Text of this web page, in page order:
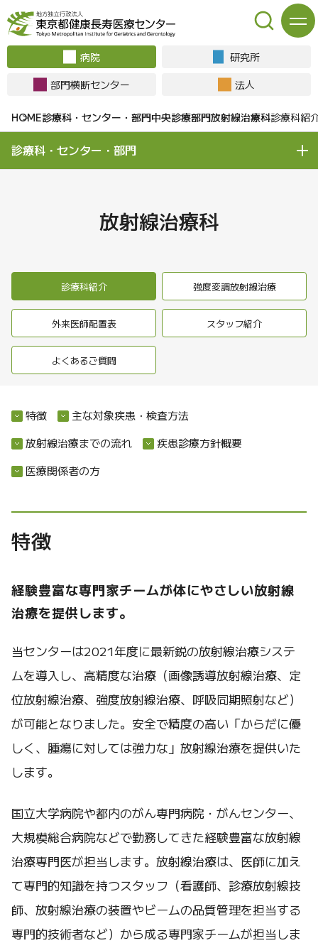
病院
研究所
部門横断センター
法人
診療科・センター・部門中央診療部門放射線治療科診療科紹
診療科・センター・部門
放射線治療科
診療科紹介 強度変調放射線治療
外来医師配置表 スタッフ紹介
よくあるご質問
特徴
主な対象疾患・検査方法
放射線治療までの流れ
疾患診療方針概要
医療関係者の方
特徴
経験豊富な専門家チームが体にやさしい放射線
治療を提供します。
当センターは2021年度に最新鋭の放射線治療システ
ムを導入し、高精度な治療（画像誘導放射線治療、定
位放射線治療、強度放射線治療、呼吸同期照射など）
が可能となりました。安全で精度の高い「からだに優
しく、腫瘍に対しては強力な」放射線治療を提供いた
します。
国立大学病院や都内のがん専門病院・がんセンター、
大規模総合病院などで勤務してきた経験豊富な放射線
治療専門医が担当します。放射線治療は、医師に加え
て専門的知識を持つスタッフ（看護師、診療放射線技
師、放射線治療の装置やビームの品質管理を担当する
専門的技術者など）から成る専門家チームが担当しま